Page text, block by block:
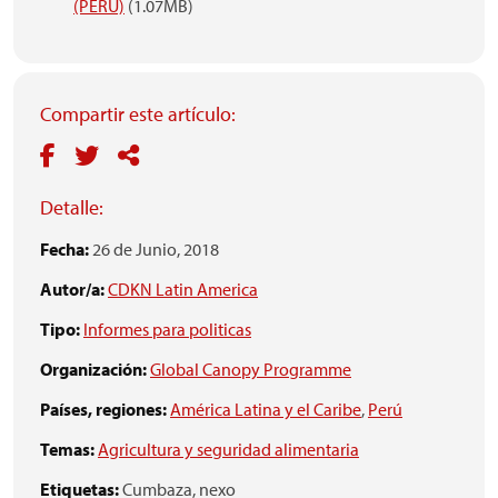
(PERÚ) (1.07MB)
Compartir este artículo:
Detalle:
Fecha:26 de Junio, 2018
Autor/a:CDKN Latin America
Tipo: Informes para politicas
Organización:Global Canopy Programme
Países, regiones:América Latina y el Caribe, Perú
Temas:Agricultura y seguridad alimentaria
Etiquetas:Cumbaza, nexo